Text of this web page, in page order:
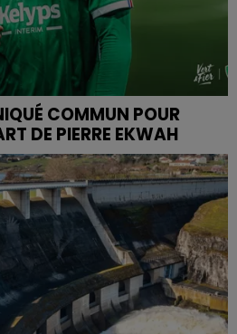
COMMUN POUR
DE PIERRE EKWAH